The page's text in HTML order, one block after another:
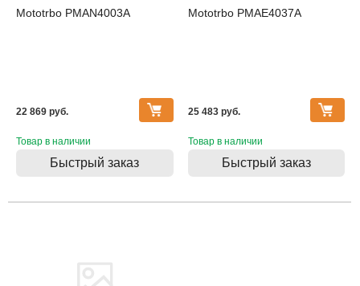
Mototrbo PMAN4003A
22 869 pуб.
Товар в наличии
Быстрый заказ
Mototrbo PMAE4037A
25 483 pуб.
Товар в наличии
Быстрый заказ